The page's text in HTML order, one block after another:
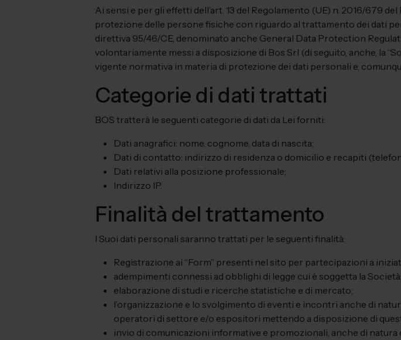
Ai sensi e per gli effetti dell’art. 13 del Regolamento (UE) n. 2016/679
protezione delle persone fisiche con riguardo al trattamento dei dati
direttiva 95/46/CE, denominato anche General Data Protection
volontariamente messi a disposizione di Bos Srl (di seguito, anche, la
vigente normativa in materia di protezione dei dati personali e,
Categorie di dati trattati
BOS tratterà le seguenti categorie di dati da Lei forniti:
Dati anagrafici: nome, cognome, data di nascita;
Dati di contatto: indirizzo di residenza o domicilio e recapiti
Dati relativi alla posizione professionale;
Indirizzo IP.
Finalità del trattamento
I Suoi dati personali saranno trattati per le seguenti finalità:
Registrazione ai “Form” presenti nel sito per partecipazioni a
adempimenti connessi ad obblighi di legge cui è soggetta la Società;
elaborazione di studi e ricerche statistiche e di mercato;
l’organizzazione e lo svolgimento di eventi e incontri anche di
operatori di settore e/o espositori mettendo a disposizione di
invio di comunicazioni informative e promozionali, anche di